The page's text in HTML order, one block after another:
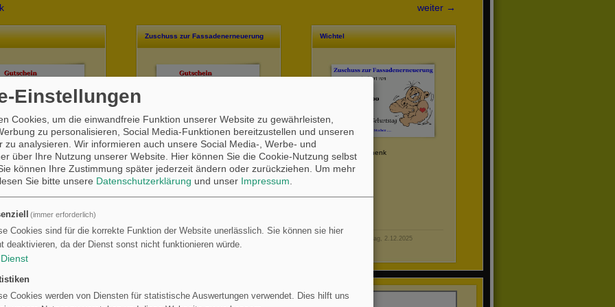
weiter →
Gute 🍀 zum Geburtstag 🎁
🥰. Hiermit kannst
deinen Oberschenkel
verschönern lassen .
Zuschuss zur Fassadenerneuerung
Alles Gute zum Geburtstag und
ein schmerzfreies Stechen
Wichtel
Wichtelgeschenk
Dienstag, 2.12.2025
Gutschein erstellen
Einstellungen
Cookies, um die einwandfreie Funktion unserer Website zu gewährleisten,
zu personalisieren, Social Media-Funktionen bereitzustellen und unseren
zu analysieren. Wir informieren auch unsere Social Media-, Werbe- und
über Ihre Nutzung unserer Website. Hier können Sie die Cookie-Nutzung selbst
können Ihre Zustimmung später jederzeit ändern oder zurückziehen.
Um mehr
Sie bitte unsere Datenschutzerklärung und unser Impressum
(immer erforderlich)
Cookies sind für die korrekte Funktion der Website unerlässlich. Sie können sie hier
deaktivieren, da der Dienst sonst nicht funktionieren würde.
Dienst
Cookies werden von Diensten für statistische Auswertungen verwendet. Dies hilft uns